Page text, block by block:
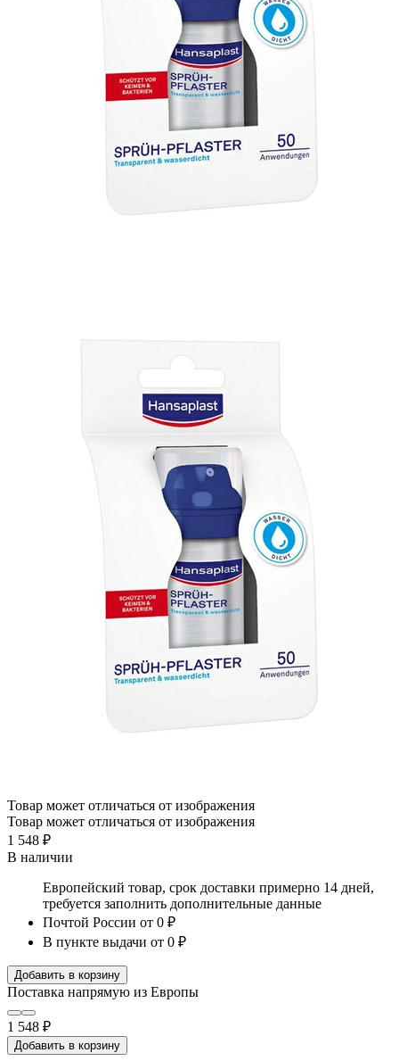
Товар может отличаться от изображения
Товар может отличаться от изображения
1 548 ₽
В наличии
Европейский товар, срок доставки примерно 14 дней,
требуется заполнить дополнительные данные
Почтой России от 0 ₽
В пункте выдачи от 0 ₽
Добавить в корзину
Поставка напрямую из Европы
1 548 ₽
Добавить в корзину